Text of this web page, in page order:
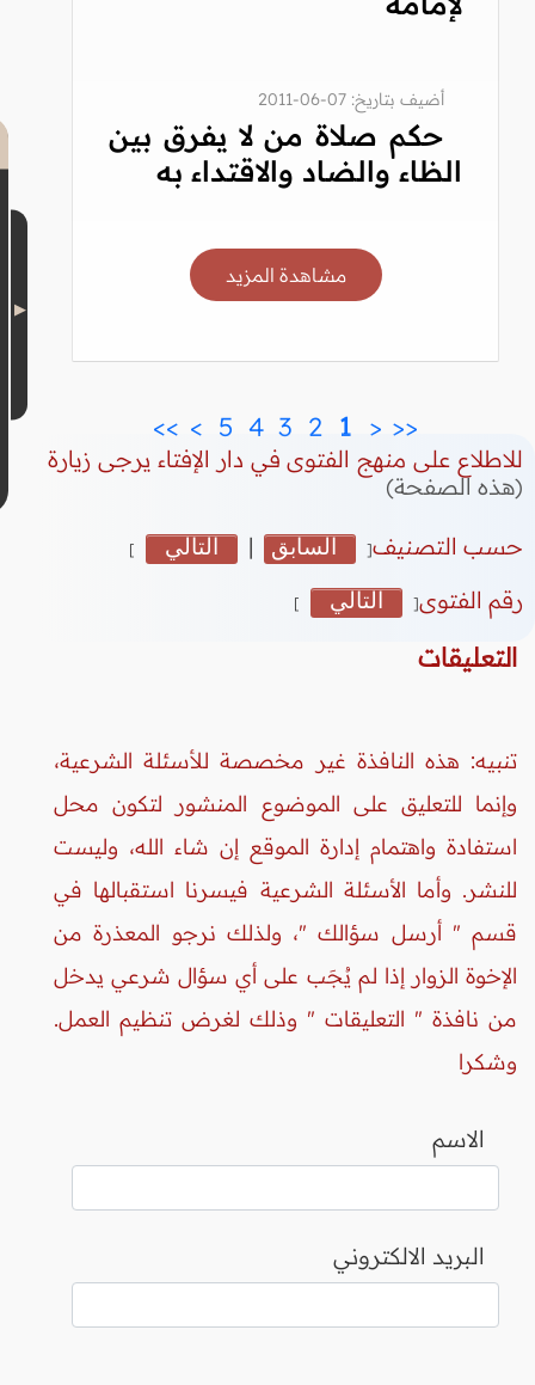
أضيف بتاريخ: 07-06-2011
حكم صلاة من لا يفرق بين
الظاء والضاد والاقتداء به
مشاهدة المزيد
<<
<
4
>
>>
للاطلاع على منهج الفتوى في دار الإفتاء يرجى زيارة
(هذه الصفحة)
حسب التصنيف[ السابق | التالي ]
رقم الفتوى[ التالي ]
التعليقات
تنبيه: هذه النافذة غير مخصصة للأسئلة الشرعية،
وإنما للتعليق على الموضوع المنشور لتكون محل
استفادة واهتمام إدارة الموقع إن شاء الله، وليست
للنشر. وأما الأسئلة الشرعية فيسرنا استقبالها في
قسم " أرسل سؤالك "، ولذلك نرجو المعذرة من
الإخوة الزوار إذا لم يُجَب على أي سؤال شرعي يدخل
من نافذة " التعليقات " وذلك لغرض تنظيم العمل.
وشكرا
الاسم
البريد الالكتروني